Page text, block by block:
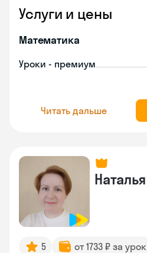
Услуги и цены
Математика
Уроки - премиум
Читать дальше
Наталья
5 от 1733 ₽ за урок